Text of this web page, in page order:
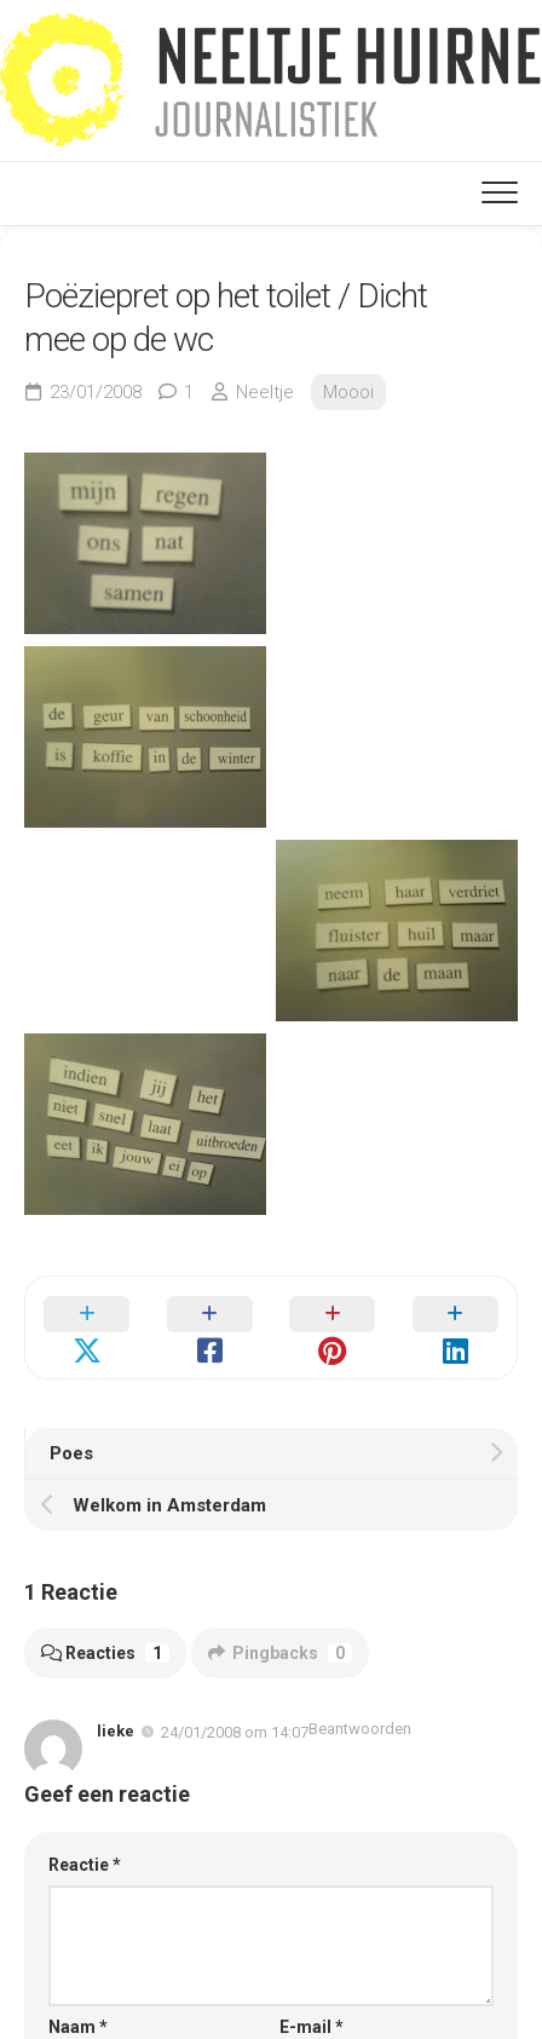
naar
de
inhoud
Poëziepret op het toilet / Dicht
mee op de wc
23/01/2008 1 Neeltje Moooi
Poes
Welkom in Amsterdam
1 Reactie
Reacties 1 Pingbacks 0
lieke 24/01/2008 om 14:07Beantwoorden
Geef een reactie
Reactie*
Naam * E-mail*